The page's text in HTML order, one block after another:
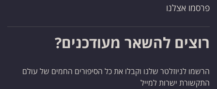
פרסמו אצלנו
רוצים להשאר מעודכנים?
הרשמו לניוזלטר שלנו וקבלו את כל הסיפורים החמים של עולם
התקשורת ישרות למייל